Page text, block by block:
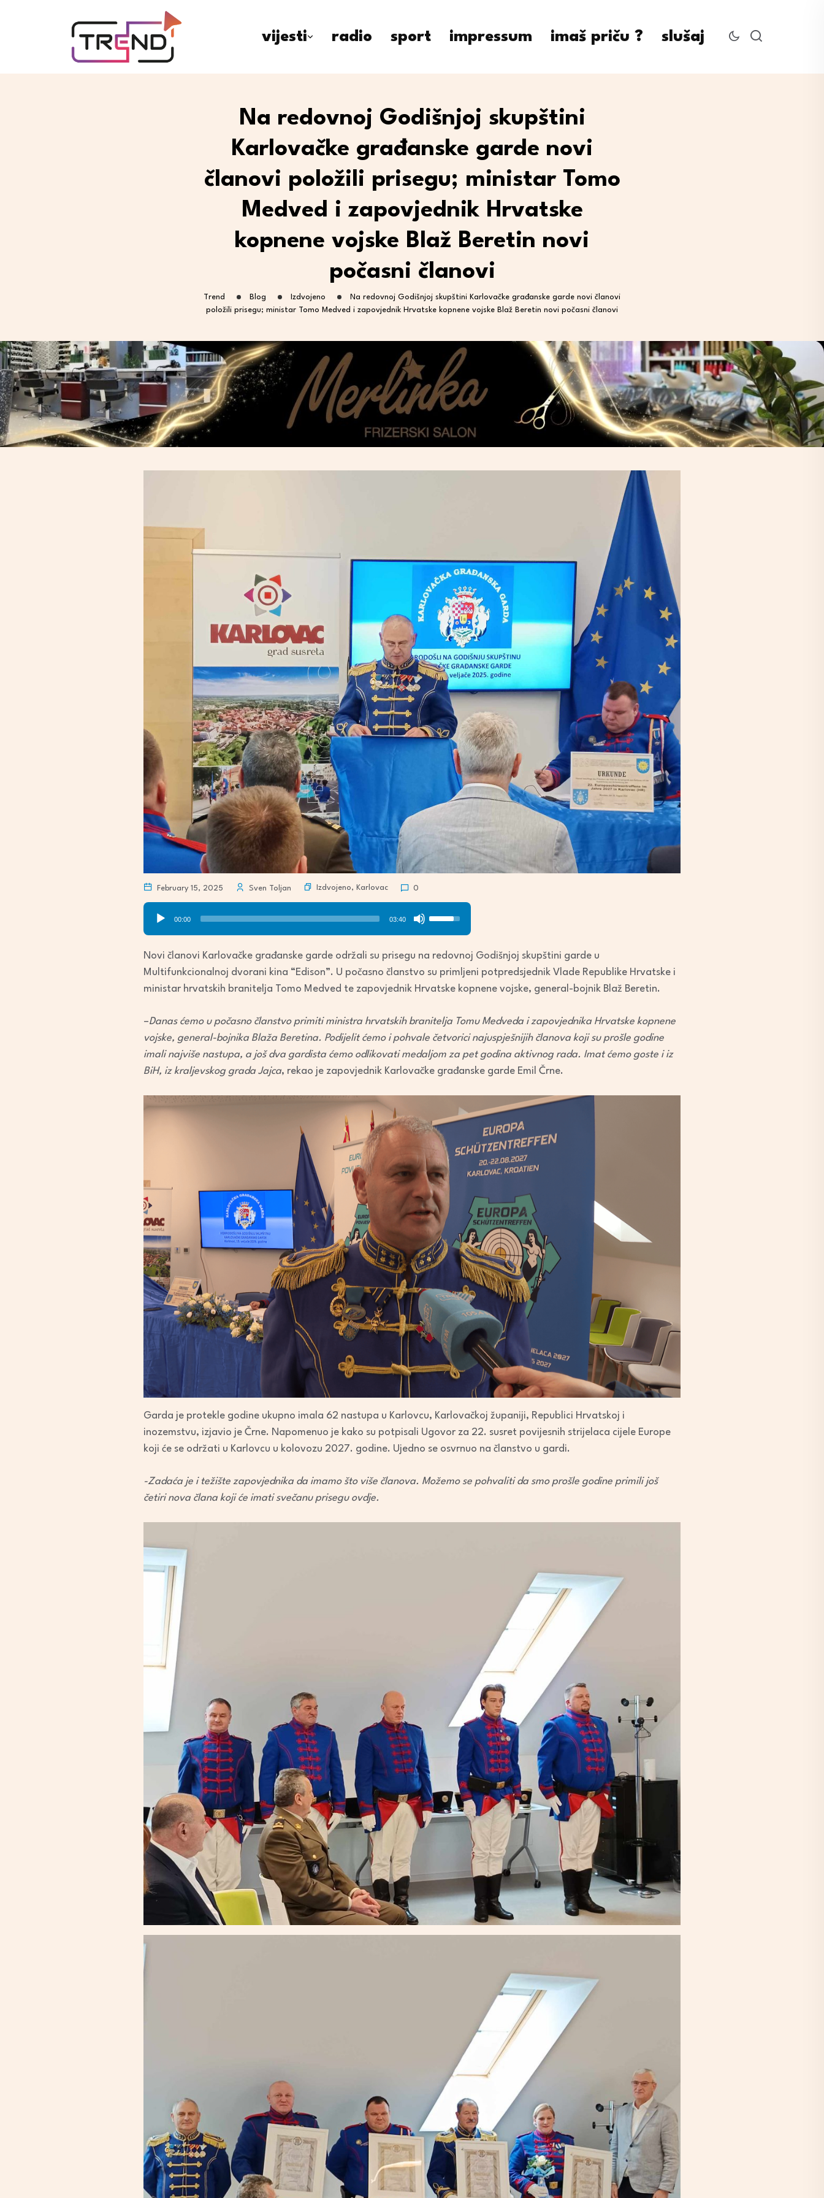
vijesti radio sport impressum imaš priču ? slušaj
Na redovnoj Godišnjoj skupštini
Karlovačke građanske garde novi
članovi položili prisegu; ministar Tomo
Medved i zapovjednik Hrvatske
kopnene vojske Blaž Beretin novi
počasni članovi
Trend Blog Izdvojeno
Na redovnoj Godišnjoj skupštini Karlovačke građanske garde novi članovi
položili prisegu; ministar Tomo Medved i zapovjednik Hrvatske kopnene vojske Blaž Beretin novi počasni članovi
February 15, 2025 Sven Toljan Izdvojeno, Karlovac 0
Audio
Player
00:00 03:40
Use
Up/Down
increase
decrease
Novi članovi Karlovačke građanske garde održali su prisegu na redovnoj Godišnjoj skupštini garde u
Multifunkcionalnoj dvorani kina “Edison”. U počasno članstvo su primljeni potpredsjednik Vlade Republike Hrvatske i
ministar hrvatskih branitelja Tomo Medved te zapovjednik Hrvatske kopnene vojske, general-bojnik Blaž Beretin.
–Danas ćemo u počasno članstvo primiti ministra hrvatskih branitelja Tomu Medveda i zapovjednika Hrvatske kopnene
vojske, general-bojnika Blaža Beretina. Podijelit ćemo i pohvale četvorici najuspješnijih članova koji su prošle godine
imali najviše nastupa, a još dva gardista ćemo odlikovati medaljom za pet godina aktivnog rada. Imat ćemo goste i iz
BiH, iz kraljevskog grada Jajca, rekao je zapovjednik Karlovačke građanske garde Emil Črne.
Garda je protekle godine ukupno imala 62 nastupa u Karlovcu, Karlovačkoj županiji, Republici Hrvatskoj i
inozemstvu, izjavio je Črne. Napomenuo je kako su potpisali Ugovor za 22. susret povijesnih strijelaca cijele Europe
koji će se održati u Karlovcu u kolovozu 2027. godine. Ujedno se osvrnuo na članstvo u gardi.
-Zadaća je i težište zapovjednika da imamo što više članova. Možemo se pohvaliti da smo prošle godine primili još
četiri nova člana koji će imati svečanu prisegu ovdje.